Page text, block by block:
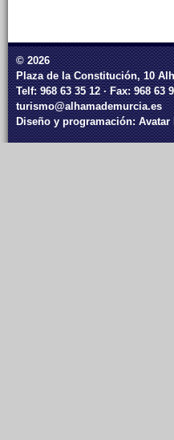
© 2026
Plaza de la Constitución, 10
Telf: 968 63 35 12 · Fax: 968 63
turismo@alhamademurcia.es
Diseño y programación:Avatar